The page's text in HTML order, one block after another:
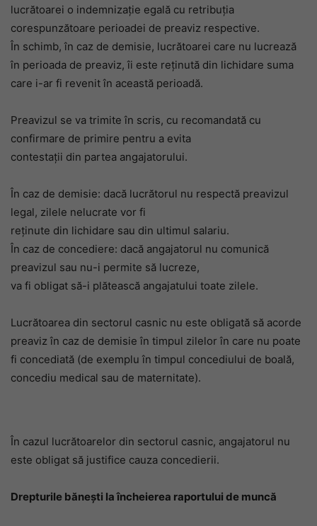
lucrătoarei o indemnizaţie egală cu retribuţia
corespunzătoare perioadei de preaviz respective.
În schimb, în caz de demisie, lucrătoarei care nu lucrează
în perioada de preaviz, îi este reţinută din lichidare suma
care i-ar fi revenit în această perioadă.
Preavizul se va trimite în scris, cu recomandată cu
confirmare de primire pentru a evita
contestaţii din partea angajatorului.
În caz de demisie: dacă lucrătorul nu respectă preavizul
legal, zilele nelucrate vor fi
reţinute din lichidare sau din ultimul salariu.
În caz de concediere: dacă angajatorul nu comunică
preavizul sau nu-i permite să lucreze,
va fi obligat să-i plătească angajatului toate zilele.
Lucrătoarea din sectorul casnic nu este obligată să acorde
preaviz în caz de demisie în timpul zilelor în care nu poate
fi concediată (de exemplu în timpul concediului de boală,
concediu medical sau de maternitate).
În cazul lucrătoarelor din sectorul casnic, angajatorul nu
este obligat să justifice cauza concedierii.
Drepturile bănești la încheierea raportului de muncă